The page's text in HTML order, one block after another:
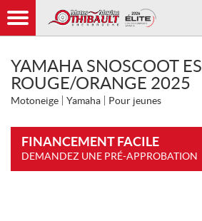
YAMAHA SNOSCOOT ES
ROUGE/ORANGE 2025
Motoneige Yamaha Pour jeunes
FINANCEMENT FACILE
DEMANDEZ UNE PRÉ-APPROBATION